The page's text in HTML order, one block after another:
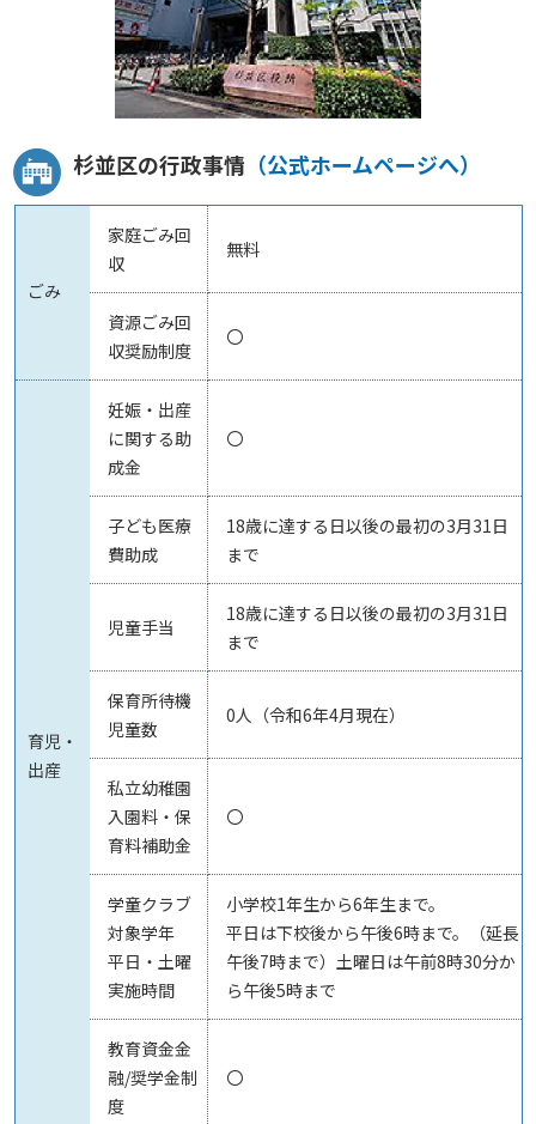
杉並区の行政事情 （公式ホームページへ）
ごみ
家庭ごみ回
収
無料
資源ごみ回
収奨励制度
〇
育児・
出産
妊娠・出産
に関する助
成金
〇
子ども医療
費助成
18歳に達する日以後の最初の3月31日
まで
児童手当
18歳に達する日以後の最初の3月31日
まで
保育所待機
児童数
0人（令和6年4月現在）
私立幼稚園
入園料・保
育料補助金
〇
学童クラブ
対象学年
平日・土曜
実施時間
小学校1年生から6年生まで。
平日は下校後から午後6時まで。（延長
午後7時まで）土曜日は午前8時30分か
ら午後5時まで
教育資金金
融/奨学金制
度
〇